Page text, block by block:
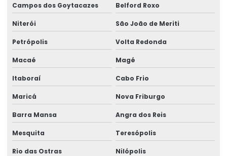
Campos dos Goytacazes Belford Roxo
Niterói São João de Meriti
Petrópolis Volta Redonda
Macaé Magé
Itaboraí Cabo Frio
Maricá Nova Friburgo
Barra Mansa Angra dos Reis
Mesquita Teresópolis
Rio das Ostras Nilópolis